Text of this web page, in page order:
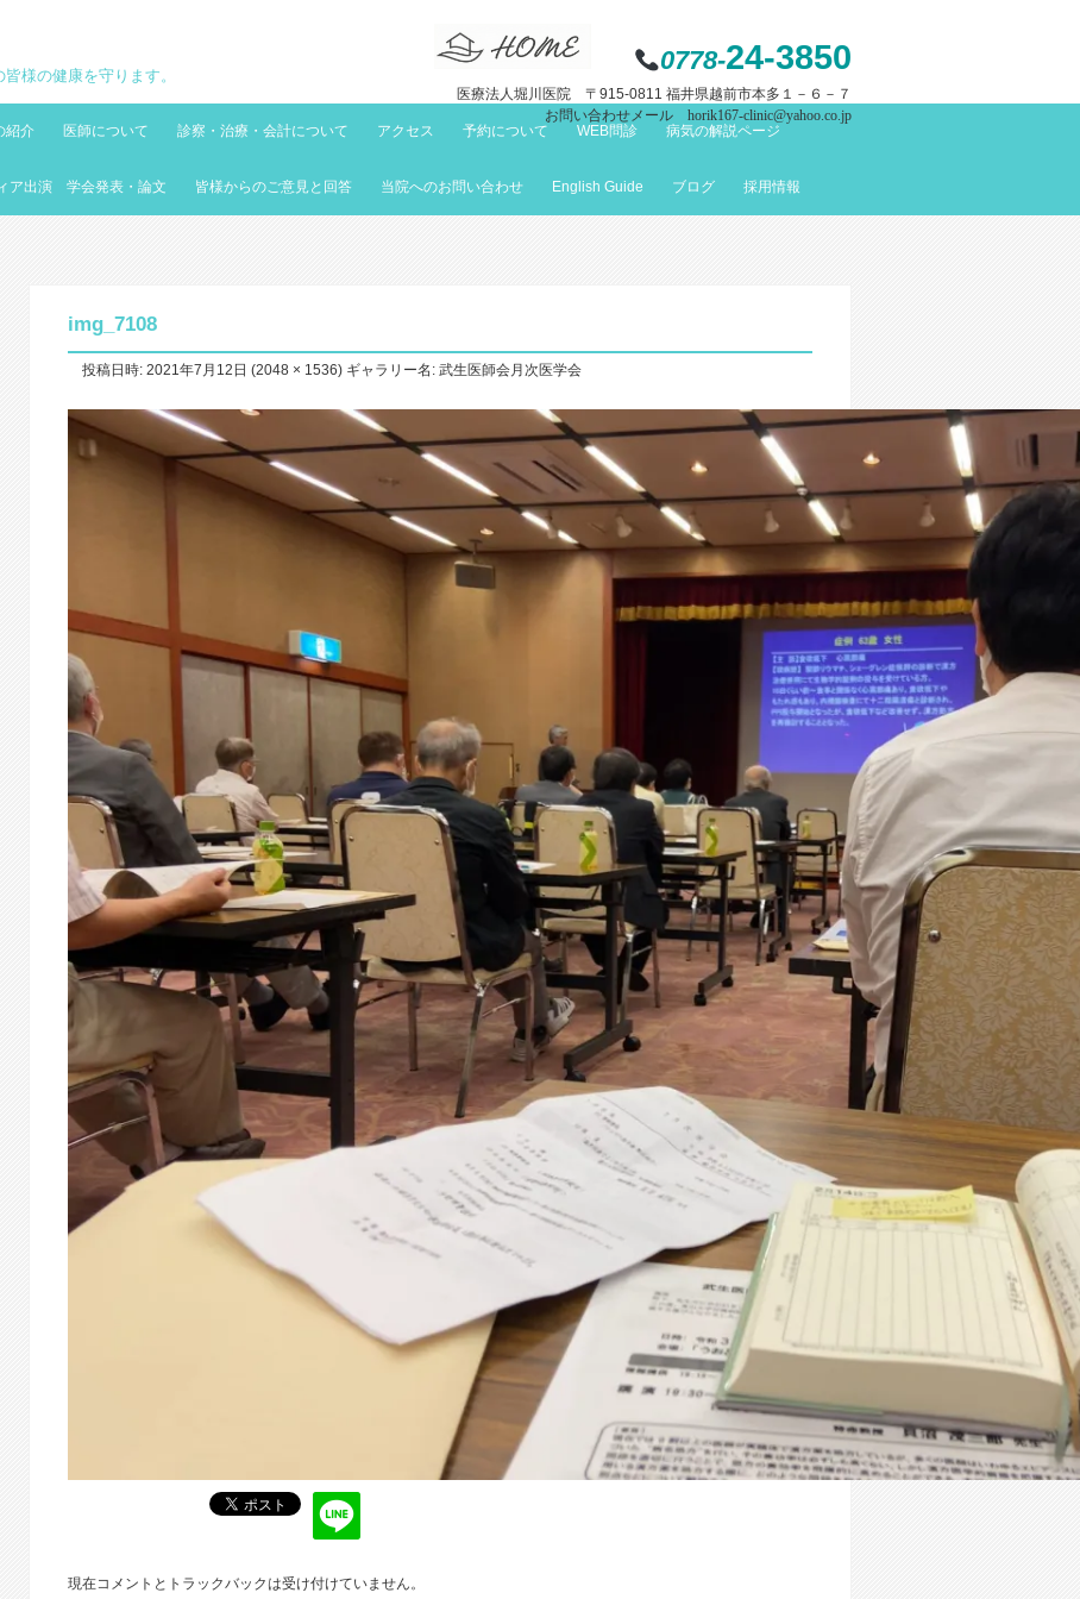
様の健康を守ります。
0778-24-3850
医療法人堀川医院 〒915-0811 福井県越前市本多１－６－７
お問い合わせメール horik167-clinic@yahoo.co.jp
紹介 医師について 診察・治療・会計について アクセス 予約について WEB問診 病気の解説ページ
ア出演 学会発表・論文 皆様からのご意見と回答 当院へのお問い合わせ English Guide ブログ 採用情報
img_7108
投稿日時: 2021年7月12日 (2048 × 1536) ギャラリー名: 武生医師会月次医学会
現在コメントとトラックバックは受け付けていません。